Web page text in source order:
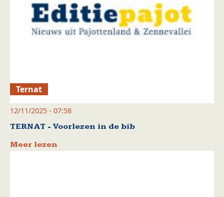
Ternat
12/11/2025 - 07:58
TERNAT - Voorlezen in de bib
Meer lezen